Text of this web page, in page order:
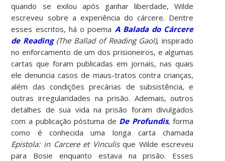
quando se exilou após ganhar liberdade, Wilde
escreveu sobre a experiência do cárcere. Dentre
esses escritos, há o poema A Balada do Cárcere
de Reading(The Ballad of Reading Gaol), inspirado
no enforcamento de um dos prisioneiros, e algumas
cartas que foram publicadas em jornais, nas quais
ele denuncia casos de maus-tratos contra crianças,
além das condições precárias de subsistência, e
outras irregularidades na prisão. Ademais, outros
detalhes de sua vida na prisão foram divulgados
com a publicação póstuma de De Profundis, forma
como é conhecida uma longa carta chamada
Epistola: in Carcere et Vinculisque Wilde escreveu
para Bosie enquanto estava na prisão. Esses